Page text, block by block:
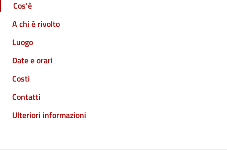
Cos'è
A chi è rivolto
Luogo
Date e orari
Costi
Contatti
Ulteriori informazioni